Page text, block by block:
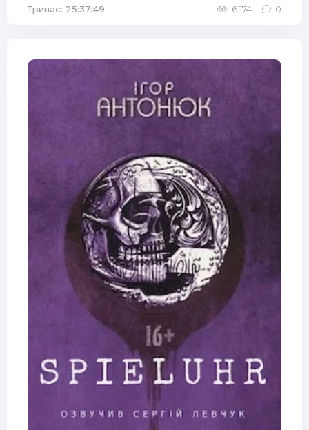
Триває: 25:37:49 6 174 0